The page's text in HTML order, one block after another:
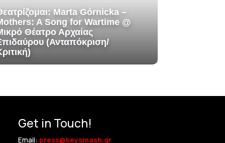
Marta Górnicka –
A Song for Wartime @
Θέατρο Αρχαίας
(Ανταπόκριση/
Get in Touch!
Email: press@keysmash.gr